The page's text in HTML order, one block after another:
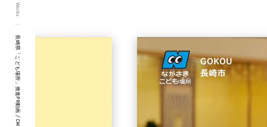
Works
長崎県「こども場所」推進PR動画 / CM